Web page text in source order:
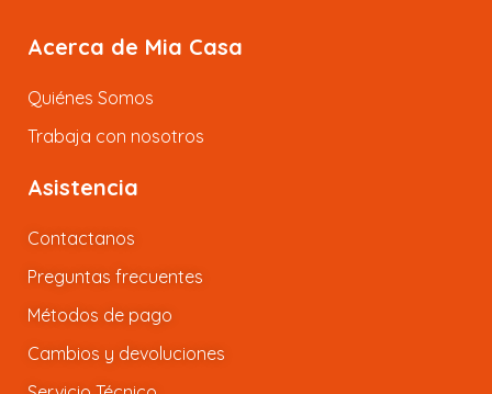
Acerca de Mia Casa
Quiénes Somos
Trabaja con nosotros
Asistencia
Contactanos
Preguntas frecuentes
Métodos de pago
Cambios y devoluciones